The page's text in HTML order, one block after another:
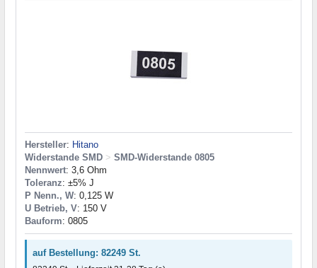
Hersteller: Hitano
Widerstande SMD > SMD-Widerstande 0805
Nennwert: 3,6 Ohm
Toleranz: ±5% J
P Nenn., W: 0,125 W
U Betrieb, V: 150 V
Bauform: 0805
auf Bestellung: 82249 St.